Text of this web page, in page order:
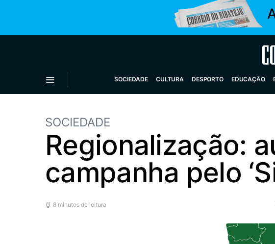
SOCIEDADE CULTURA DESPORTO EDUCAÇÃO
SOCIEDADE
Regionalização:
campanha pelo
8 minutos de leitura